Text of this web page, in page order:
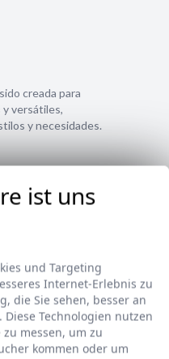
creada para
versátiles,
y necesidades.
ist uns
und Targeting
Internet-Erlebnis zu
die Sie sehen, besser an
Technologien nutzen
messen, um zu
kommen oder um